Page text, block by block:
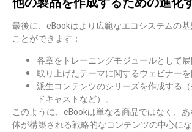
最後に、eBookはより広範なエコシステムの
ことができます ：
各章をトレーニングモジュールとして展
取り上げたテーマに関するウェビナーを
派生コンテンツのシリーズを作成する
ドキャストなど）。
このように、eBookは単なる商品ではなく、
体が構築される戦略的なコンテンツの中心に